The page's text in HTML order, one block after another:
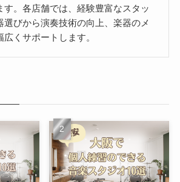
す。各店舗では、経験豊富なスタッ
選びから演奏技術の向上、楽器のメ
くサポートします。